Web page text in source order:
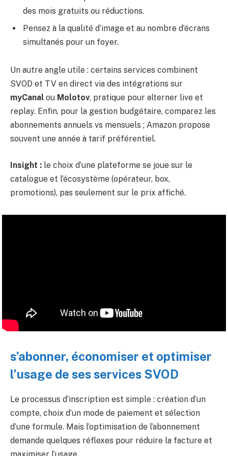
des mois gratuits ou réductions.
Pensez à la qualité d’image et au nombre d’écrans
simultanés pour un foyer.
Un autre angle utile : certains services combinent
SVOD et TV en direct via des intégrations sur
myCanal ou Molotov, pratique pour alterner live et
replay. Enfin, pour la gestion budgétaire, comparez les
abonnements annuels vs mensuels ; Amazon propose
souvent une année à tarif préférentiel.
Insight : le choix d’une plateforme se joue sur le
catalogue et l’écosystème (opérateur, box,
promotions), pas seulement sur le prix affiché.
s’abonner, économiser et optimiser
l’usage de ses services SVOD
Le processus d’inscription est simple : création d’un
compte, choix d’un mode de paiement et sélection
d’une formule. Mais l’optimisation de l’abonnement
demande quelques réflexes pour réduire la facture et